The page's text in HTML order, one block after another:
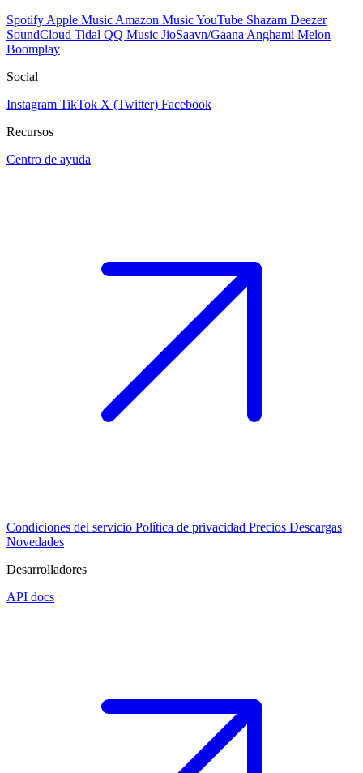
Spotify Apple Music Amazon MusicYouTube Shazam Deezer
SoundCloud Tidal QQ Music JioSaavn/Gaana Anghami Melon
Boomplay
Social
Instagram TikTok X (Twitter) Facebook
Recursos
Centro de ayuda
Condiciones del servicio Política de privacidad Precios Descargas
Novedades
Desarrolladores
API docs